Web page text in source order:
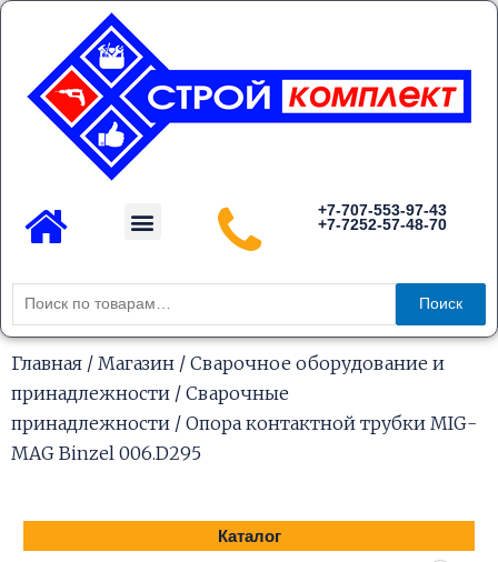
Перейти
содержимому
Menu
+7-707-553-97-43
+7-7252-57-48-70
Искать:
Поиск
Главная / Магазин / Сварочное оборудование и
принадлежности / Сварочные
принадлежности / Опора контактной трубки MIG-
MAG Binzel 006.D295
Каталог